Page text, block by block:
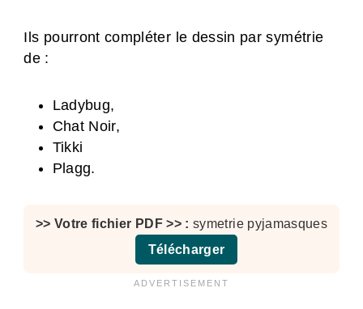
Ils pourront compléter le dessin par symétrie
de :
Ladybug,
Chat Noir,
Tikki
Plagg.
symetrie pyjamasques
Télécharger